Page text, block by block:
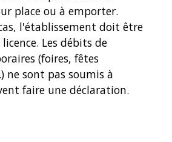
place ou à emporter.
l'établissement doit être
Les débits de
(foires, fêtes
ne sont pas soumis à
faire une déclaration.